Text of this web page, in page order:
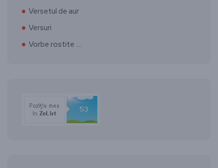
Versetul de aur
Versuri
Vorbe rostite ….